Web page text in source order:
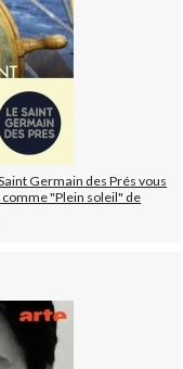
Germain des Prés vous
"Plein soleil" de